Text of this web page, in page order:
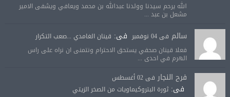
الله يرحم سيدنا وولدنا عبدالله بن محمد ويعافي ويشفى الامير
مشعل بن عبد ...
سالم فى 04 نوفمبر فى: قينان الغامدي ...صعب التكرار
فعلا قينان صحفي يستحق الاحترام ونتمنى ان نراه على راس
الهرم في احدى ...
فرح النجار فى 02 أغسطس
فى:ثورة البتروكيماويات من الصخر الزيتي